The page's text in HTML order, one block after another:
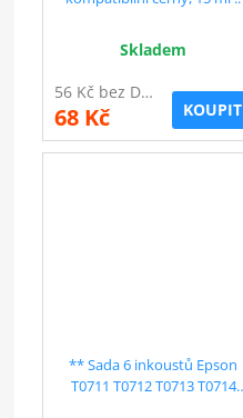
Skladem
56 Kč bez DPH
68 Kč KOUPIT
** Sada 6 inkoustů Epson
T0711 T0712 T0713 T0714